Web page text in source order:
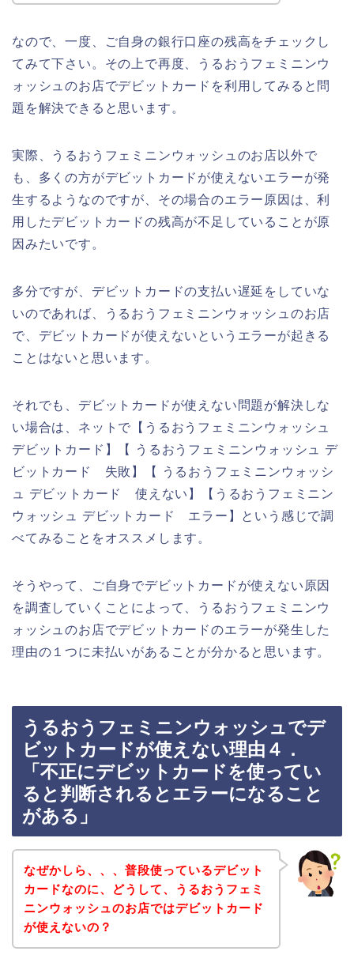
なので、一度、ご自身の銀行口座の残高をチェックし
てみて下さい。その上で再度、うるおうフェミニンウ
ォッシュのお店でデビットカードを利用してみると問
題を解決できると思います。
実際、うるおうフェミニンウォッシュのお店以外で
も、多くの方がデビットカードが使えないエラーが発
生するようなのですが、その場合のエラー原因は、利
用したデビットカードの残高が不足していることが原
因みたいです。
多分ですが、デビットカードの支払い遅延をしていな
いのであれば、うるおうフェミニンウォッシュのお店
で、デビットカードが使えないというエラーが起きる
ことはないと思います。
それでも、デビットカードが使えない問題が解決しな
い場合は、ネットで【うるおうフェミニンウォッシュ
デビットカード】【 うるおうフェミニンウォッシュ デ
ビットカード 失敗】【 うるおうフェミニンウォッシ
ュ デビットカード 使えない】【うるおうフェミニン
ウォッシュ デビットカード エラー】という感じで調
べてみることをオススメします。
そうやって、ご自身でデビットカードが使えない原因
を調査していくことによって、うるおうフェミニンウ
ォッシュのお店でデビットカードのエラーが発生した
理由の１つに未払いがあることが分かると思います。
うるおうフェミニンウォッシュでデ
ビットカードが使えない理由４．
「不正にデビットカードを使ってい
ると判断されるとエラーになること
がある」
なぜかしら、、、普段使っているデビット
カードなのに、どうして、うるおうフェミ
ニンウォッシュのお店ではデビットカード
が使えないの？